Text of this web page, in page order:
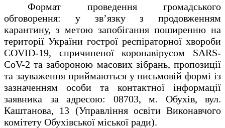
Формат проведення громадського
обговорення: у зв’язку з продовженням
карантину, з метою запобігання поширенню на
території України гострої респіраторної хвороби
COVID-19, спричиненої коронавірусом SARS-
CoV-2 та забороною масових зібрань, пропозиції
та зауваження приймаються у письмовій формі із
зазначенням особи та контактної інформації
заявника за адресою: 08703, м. Обухів, вул.
Каштанова, 13 (Управління освіти Виконавчого
комітету Обухівської міської ради).